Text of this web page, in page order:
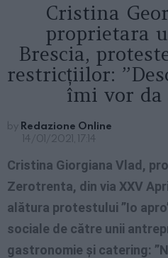
Cristina
proprietara
Brescia,
restricțiilor:
îmi vor da
by Redazione Online
14/01/2021, 17:14
Cristina Giorgiana Vlad,
Zerotrenta, din via XXV
alătura protestului ”Io
sociale de către unii
gastronomie și catering: